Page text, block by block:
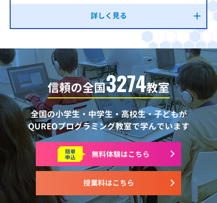
詳しく見る
信頼の全国3274教室
全国の小学生・中学生・高校生・子どもが
QUREOプログラミング教室で学んでいます
授業料はこちら
簡単
申込 無料体験はこちら